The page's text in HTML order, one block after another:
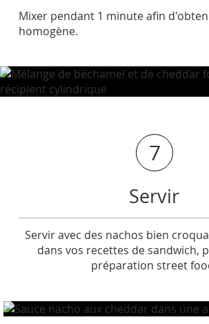
Mixer pendant 1 minute afin
homogène.
7
Servir
Servir avec des nachos bien
dans vos recettes de sandwich,
préparation street